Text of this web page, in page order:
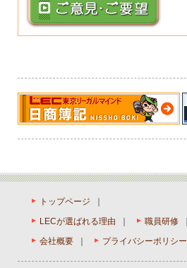
トップページ
LECが選ばれる理由
職員研修
会社概要
プライバシーポリシー